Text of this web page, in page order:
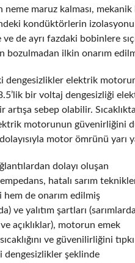
neme maruz kalması,
kondüktörlerin
ve de ayrı fazdaki bobinlere
bozulmadan ilkin onarım
dengesizlikler elektrik
bir voltaj dengesizliği
artışa sebep olabilir.
motorunun güvenirliğini
motor ömrünü yarı
dolayı oluşan
hatalı sarım
hem de onarım edilmiş
ve yalıtım şartları
ve açıklıklar), motorun emek
ve güvenilirliğini tıpkı
dengesizlikler şeklinde